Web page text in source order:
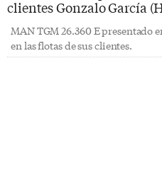
MAN TGM 26.360 E presentado
en las flotas de sus clientes.